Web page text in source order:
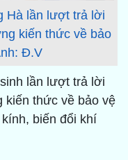
Hà lần lượt trả lời
kiến thức về bảo
Đ.V
lần lượt trả lời
kiến thức về bảo vệ
biến đổi khí